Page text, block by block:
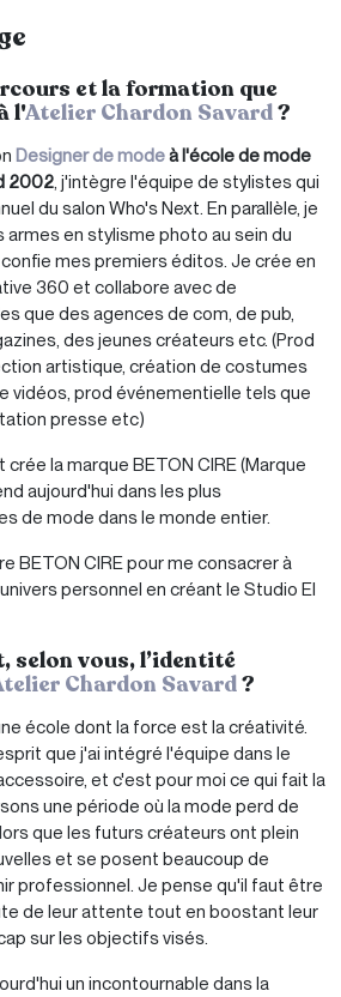
et la formation que
l'Atelier Chardon Savard?
Designer de modeà l'école de mode
2002, j'intègre l'équipe de stylistes qui
du salon Who's Next. En parallèle, je
en stylisme photo au sein du
mes premiers éditos. Je crée en
360 et collabore avec de
que des agences de com, de pub,
des jeunes créateurs etc. (Prod
artistique, création de costumes
vidéos, prod événementielle tels que
presse etc)
la marque BETON CIRE (Marque
aujourd'hui dans les plus
de mode dans le monde entier.
BETON CIRE pour me consacrer à
personnel en créant le Studio El
selon vous, l’identité
Chardon Savard?
école dont la force est la créativité.
que j'ai intégré l'équipe dans le
et c'est pour moi ce qui fait la
une période où la mode perd de
que les futurs créateurs ont plein
et se posent beaucoup de
professionnel. Je pense qu'il faut être
de leur attente tout en boostant leur
sur les objectifs visés.
un incontournable dans la